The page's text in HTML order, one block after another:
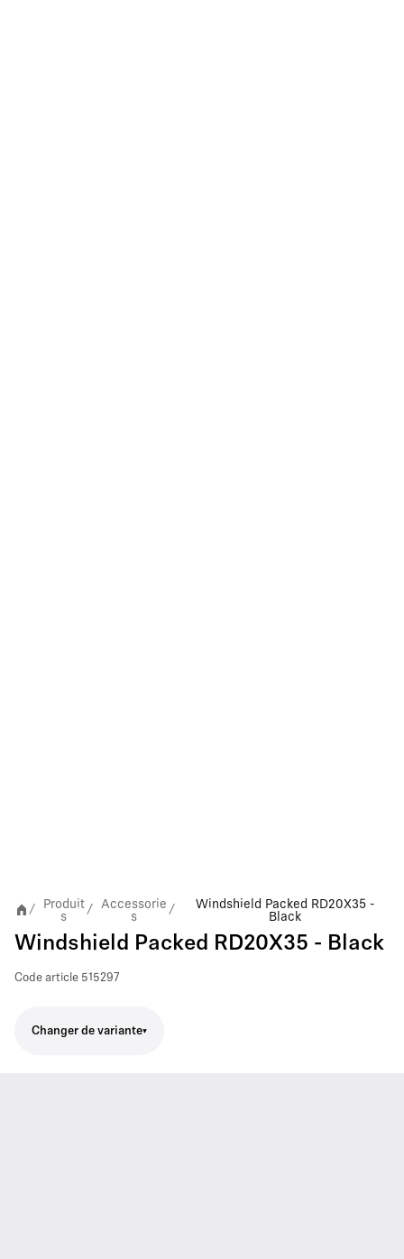
/
Produit
s
/
Accessorie
s
/
Windshield Packed RD20X35 -
Black
Windshield Packed RD20X35 - Black
Code article 515297
Changer de variante